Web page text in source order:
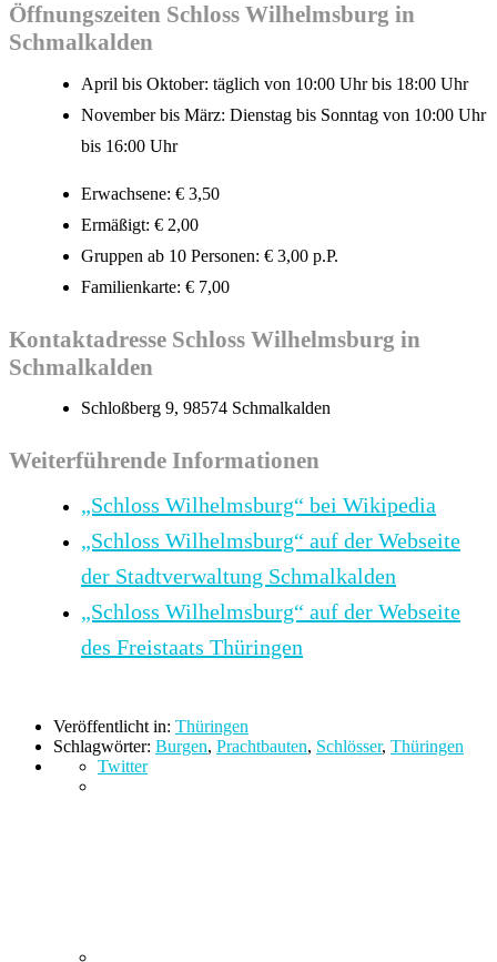
Öffnungszeiten Schloss Wilhelmsburg in
Schmalkalden
April bis Oktober: täglich von 10:00 Uhr bis 18:00 Uhr
November bis März: Dienstag bis Sonntag von 10:00 Uhr
bis 16:00 Uhr
Erwachsene: € 3,50
Ermäßigt: € 2,00
Gruppen ab 10 Personen: € 3,00 p.P.
Familienkarte: € 7,00
Kontaktadresse Schloss Wilhelmsburg in
Schmalkalden
Schloßberg 9, 98574 Schmalkalden
Weiterführende Informationen
„Schloss Wilhelmsburg“ bei Wikipedia
„Schloss Wilhelmsburg“ auf der Webseite
der Stadtverwaltung Schmalkalden
„Schloss Wilhelmsburg“ auf der Webseite
des Freistaats Thüringen
Veröffentlicht in: Thüringen
Schlagwörter: Burgen, Prachtbauten, Schlösser, Thüringen
Twitter